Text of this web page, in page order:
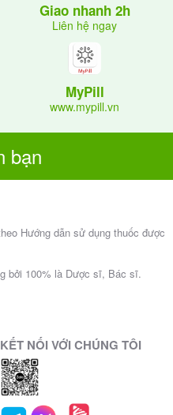
Giao nhanh 2h
Liên hệ ngay
MyPill
www.mypill.vn
bạn
Hướng dẫn sử dụng thuốc được
bởi 100% là Dược sĩ, Bác sĩ.
KẾT NỐI VỚI CHÚNG TÔI